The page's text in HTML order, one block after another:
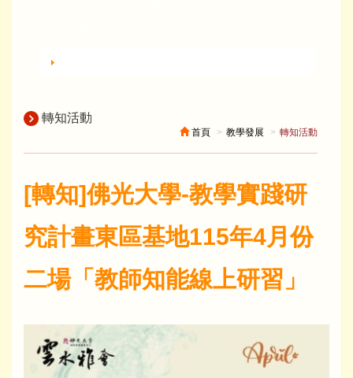
轉知活動
首頁 教學發展 轉知活動
[轉知]佛光大學-教學實踐研
究計畫東區基地115年4月份
二場「教師知能線上研習」